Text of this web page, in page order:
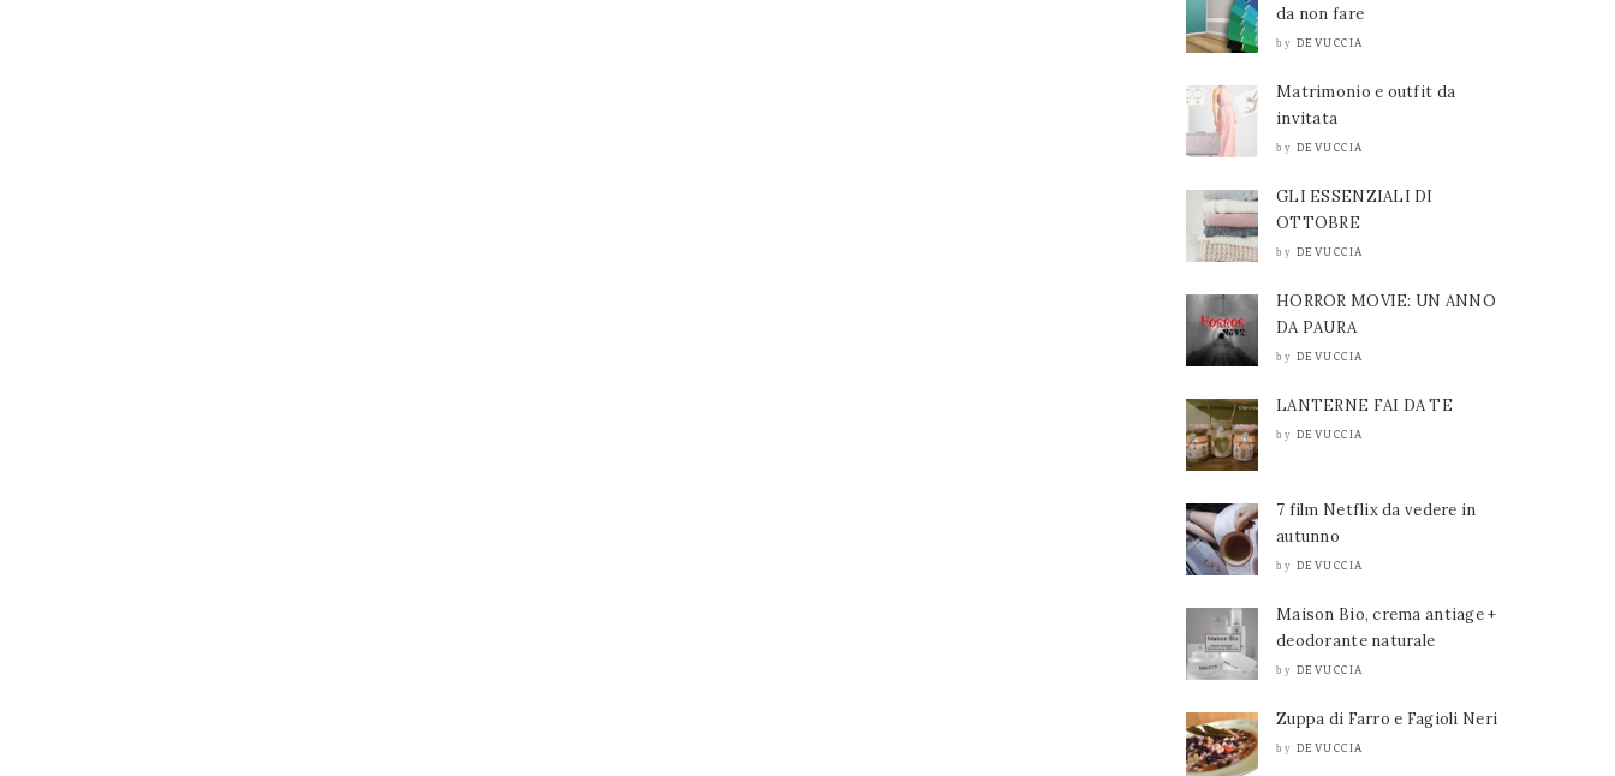
da non fare
by DEVUCCIA
Matrimonio e outfit da
invitata
by DEVUCCIA
GLI ESSENZIALI DI
OTTOBRE
by DEVUCCIA
HORROR MOVIE: UN ANNO
DA PAURA
by DEVUCCIA
LANTERNE FAI DA TE
by DEVUCCIA
7 film Netflix da vedere in
autunno
by DEVUCCIA
Maison Bio, crema antiage +
deodorante naturale
by DEVUCCIA
Zuppa di Farro e Fagioli Neri
by DEVUCCIA